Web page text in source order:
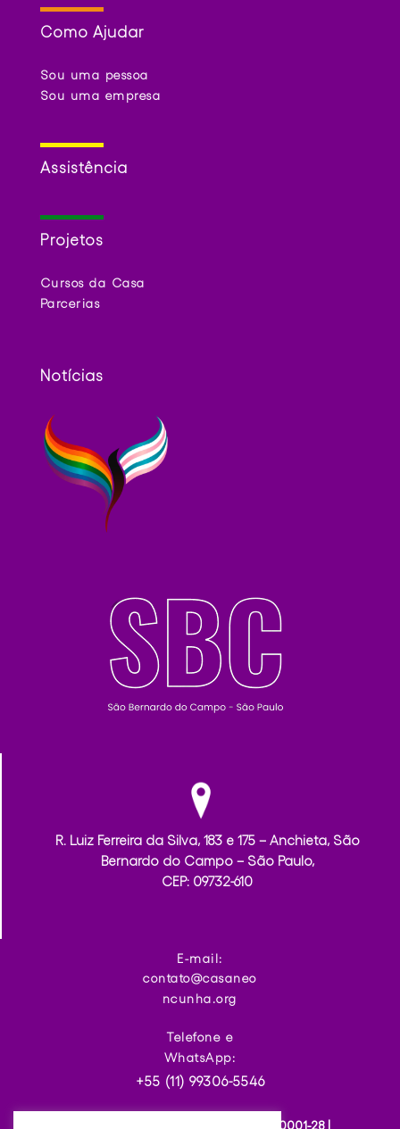
Como Ajudar
Sou uma pessoa
Sou uma empresa
Assistência
Projetos
Cursos da Casa
Parcerias
Notícias
R. Luiz Ferreira da Silva, 183 e 175 – Anchieta, São
Bernardo do Campo – São Paulo,
CEP: 09732-610
E-mail:
contato@casaneo
ncunha.org
Telefone e
WhatsApp:
+55 (11) 99306-5546
Casa Neon Cunha | CNPJ: 37.211.131/0001-28 |